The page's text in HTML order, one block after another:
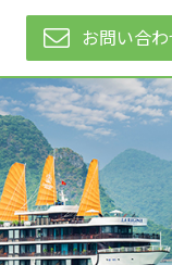
お問い合わ